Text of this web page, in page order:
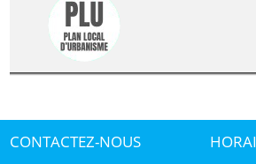
CONTACTEZ-NOUS